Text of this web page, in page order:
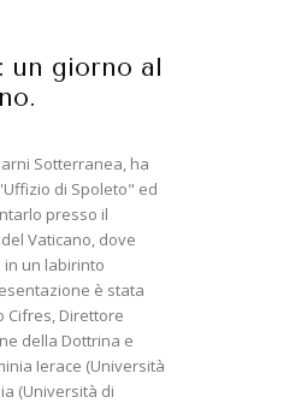
un giorno al
Sotterranea, ha
di Spoleto" ed
presso il
Vaticano, dove
in un labirinto
è stata
Cifres, Direttore
della Dottrina e
Ierace (Università
(Università di